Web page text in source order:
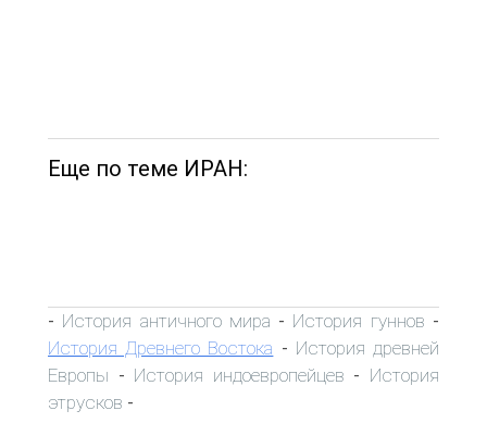
Еще по теме ИРАН:
- История античного мира - История гуннов -
История Древнего Востока - История древней
Европы - История индоевропейцев - История
этрусков -